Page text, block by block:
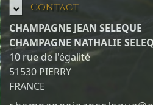
Contact
CHAMPAGNE JEAN SELEQUE
CHAMPAGNE NATHALIE
10 rue de l'égalité
51530 PIERRY
FRANCE